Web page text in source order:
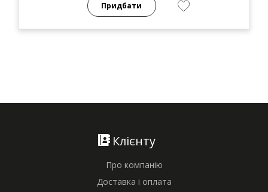
Придбати
Клієнту
Про компанію
Доставка і оплата